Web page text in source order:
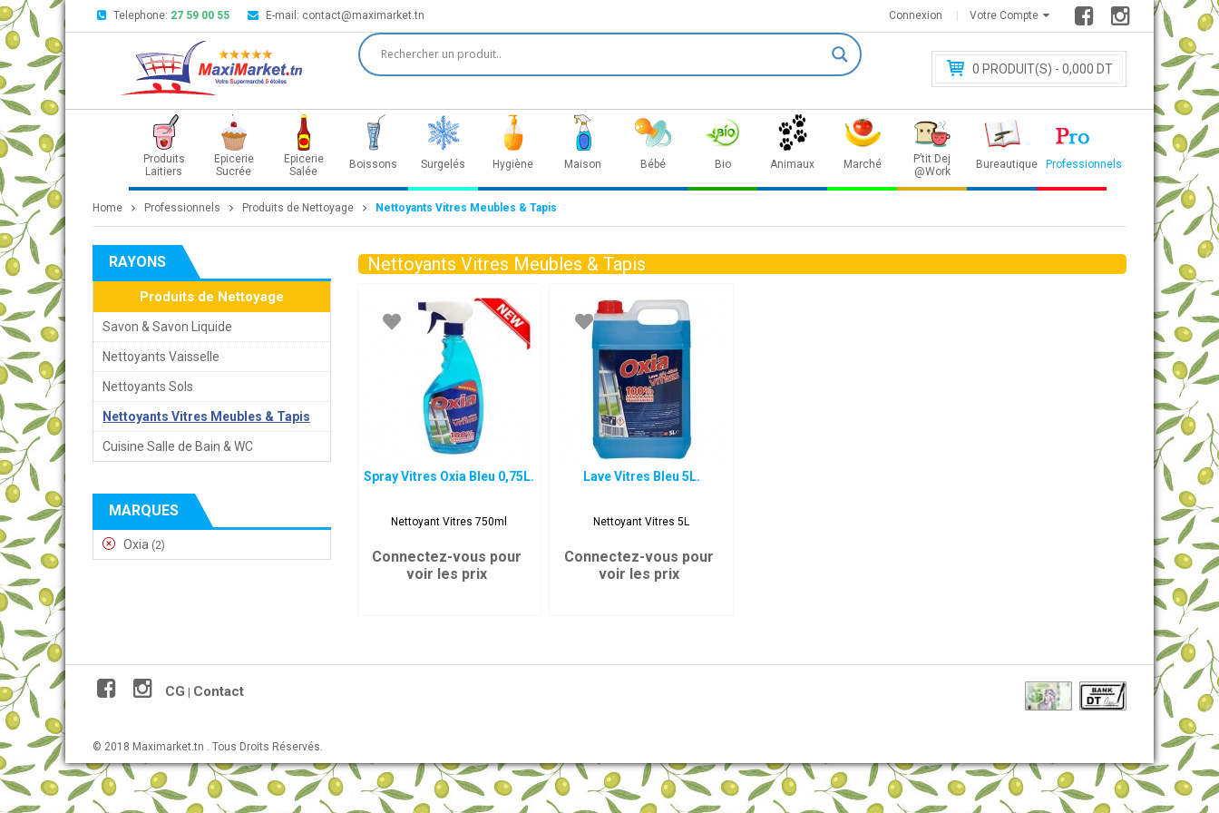
Telephone: 27 59 00 55 E-mail: contact@maximarket.tn Votre Compte
Connexion
0 PRODUIT(S) - 0,000 DT
Produits
Laitiers
Epicerie
Sucrée
Epicerie
Salée
Boissons Surgelés Hygiène Maison Bébé Bio Animaux Marché
P’tit Dej
@Work
Bureautique Professionnels
Home Professionnels Produits de Nettoyage Nettoyants Vitres Meubles & Tapis
RAYONS
Produits de Nettoyage
Savon & Savon Liquide
Nettoyants Vaisselle
Nettoyants Sols
Nettoyants Vitres Meubles & Tapis
Cuisine Salle de Bain & WC
MARQUES
Oxia (2)
Nettoyants Vitres Meubles & Tapis
Spray Vitres Oxia Bleu 0,75L.
Nettoyant Vitres 750ml
Connectez-vous pour
voir les prix
Lave Vitres Bleu 5L.
Nettoyant Vitres 5L
Connectez-vous pour
voir les prix
CG Contact
© 2018 Maximarket.tn . Tous Droits Réservés.